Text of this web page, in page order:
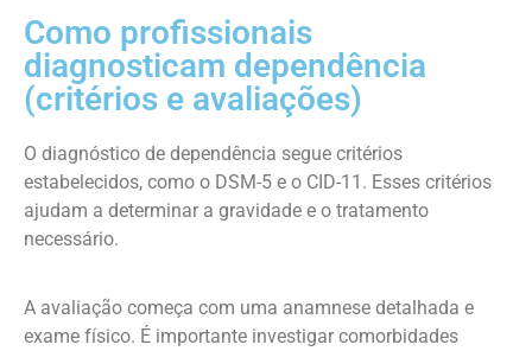
Como profissionais
diagnosticam dependência
(critérios e avaliações)
O diagnóstico de dependência segue critérios
estabelecidos, como o DSM-5 e o CID-11. Esses critérios
ajudam a determinar a gravidade e o tratamento
necessário.
A avaliação começa com uma anamnese detalhada e
exame físico. É importante investigar comorbidades